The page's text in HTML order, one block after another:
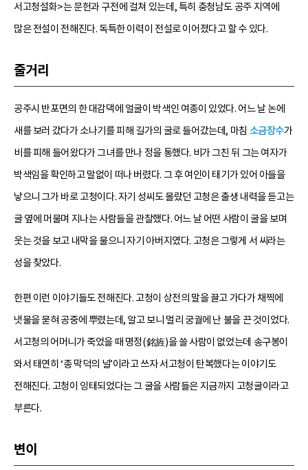
서고청설화>는 문헌과 구전에 걸쳐 있는데, 특히 충청남도 공주 지역에
많은 전설이 전해진다. 독특한 이력이 전설로 이어졌다고 할 수 있다.
줄거리
공주시 반포면의 한 대감댁에 얼굴이 박색인 여종이 있었다. 어느 날 논에
새를 보러 갔다가 소나기를 피해 길가의 굴로 들어갔는데, 마침 소금장수가
비를 피해 들어왔다가 그녀를 만나 정을 통했다. 비가 그친 뒤 그는 여자가
박색임을 확인하고 말없이 떠나 버렸다. 그 후 여인이 태기가 있어 아들을
낳으니 그가 바로 고청이다. 자기 성씨도 몰랐던 고청은 출생 내력을 듣고는
굴 옆에 머물며 지나는 사람들을 관찰했다. 어느 날 어떤 사람이 굴을 보며
웃는 것을 보고 내막을 물으니 자기 아버지였다. 고청은 그렇게 서 씨라는
성을 찾았다.
한편 이런 이야기들도 전해진다. 고청이 상전의 말을 끌고 가다가 채찍에
냇물을 묻혀 공중에 뿌렸는데, 알고 보니 멀리 궁궐에 난 불을 끈 것이었다.
서고청의 어머니가 죽었을 때 명정(銘旌)을 쓸 사람이 없었는데 송구봉이
와서 태연히 ‘종 막덕의 널’이라고 쓰자 서고청이 탄복했다는 이야기도
전해진다. 고청이 잉태되었다는 그 굴을 사람들은 지금까지 고청굴이라고
부른다.
변이